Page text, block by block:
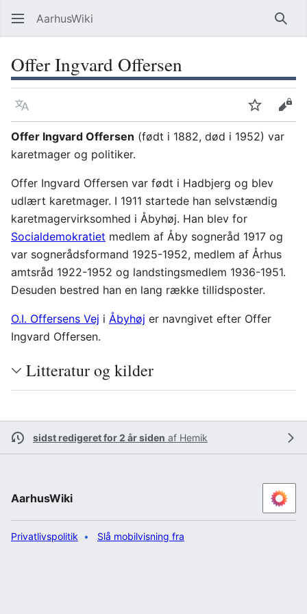
AarhusWiki Søg
Offer Ingvard Offersen
Sprog OvervågVis
Offer Ingvard Offersen (født i 1882, død i 1952) var
karetmager og politiker.
Offer Ingvard Offersen var født i Hadbjerg og blev
udlært karetmager. I 1911 startede han selvstændig
karetmagervirksomhed i Åbyhøj. Han blev for
Socialdemokratiet medlem af Åby sogneråd 1917 og
var sognerådsformand 1925-1952, medlem af Århus
amtsråd 1922-1952 og landstingsmedlem 1936-1951.
Desuden bestred han en lang række tillidsposter.
O.I. Offersens Vej i Åbyhøj er navngivet efter Offer
Ingvard Offersen.
Litteratur og kilder
sidst redigeret for 2 år siden af Hemik
AarhusWiki
Privatlivspolitik Slå mobilvisning fra